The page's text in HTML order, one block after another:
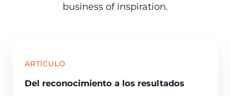
business of inspiration.
ARTÍCULO
Del reconocimiento a los resultados